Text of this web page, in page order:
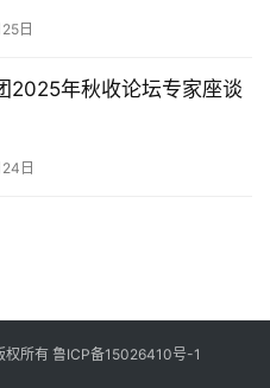
日
2025年秋收论坛专家座谈
日
权所有 鲁ICP备15026410号-1